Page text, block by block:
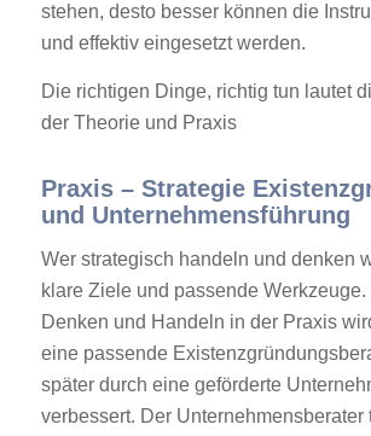
stehen, desto besser können die
und effektiv eingesetzt werden.
Die richtigen Dinge, richtig tun lautet
der Theorie und Praxis
Praxis – Strategie
und Unternehmensführung
Wer strategisch handeln und denken
klare Ziele und passende
Denken und Handeln in der Praxis
eine passende
später durch eine geförderte
verbessert. Der Unternehmensberater